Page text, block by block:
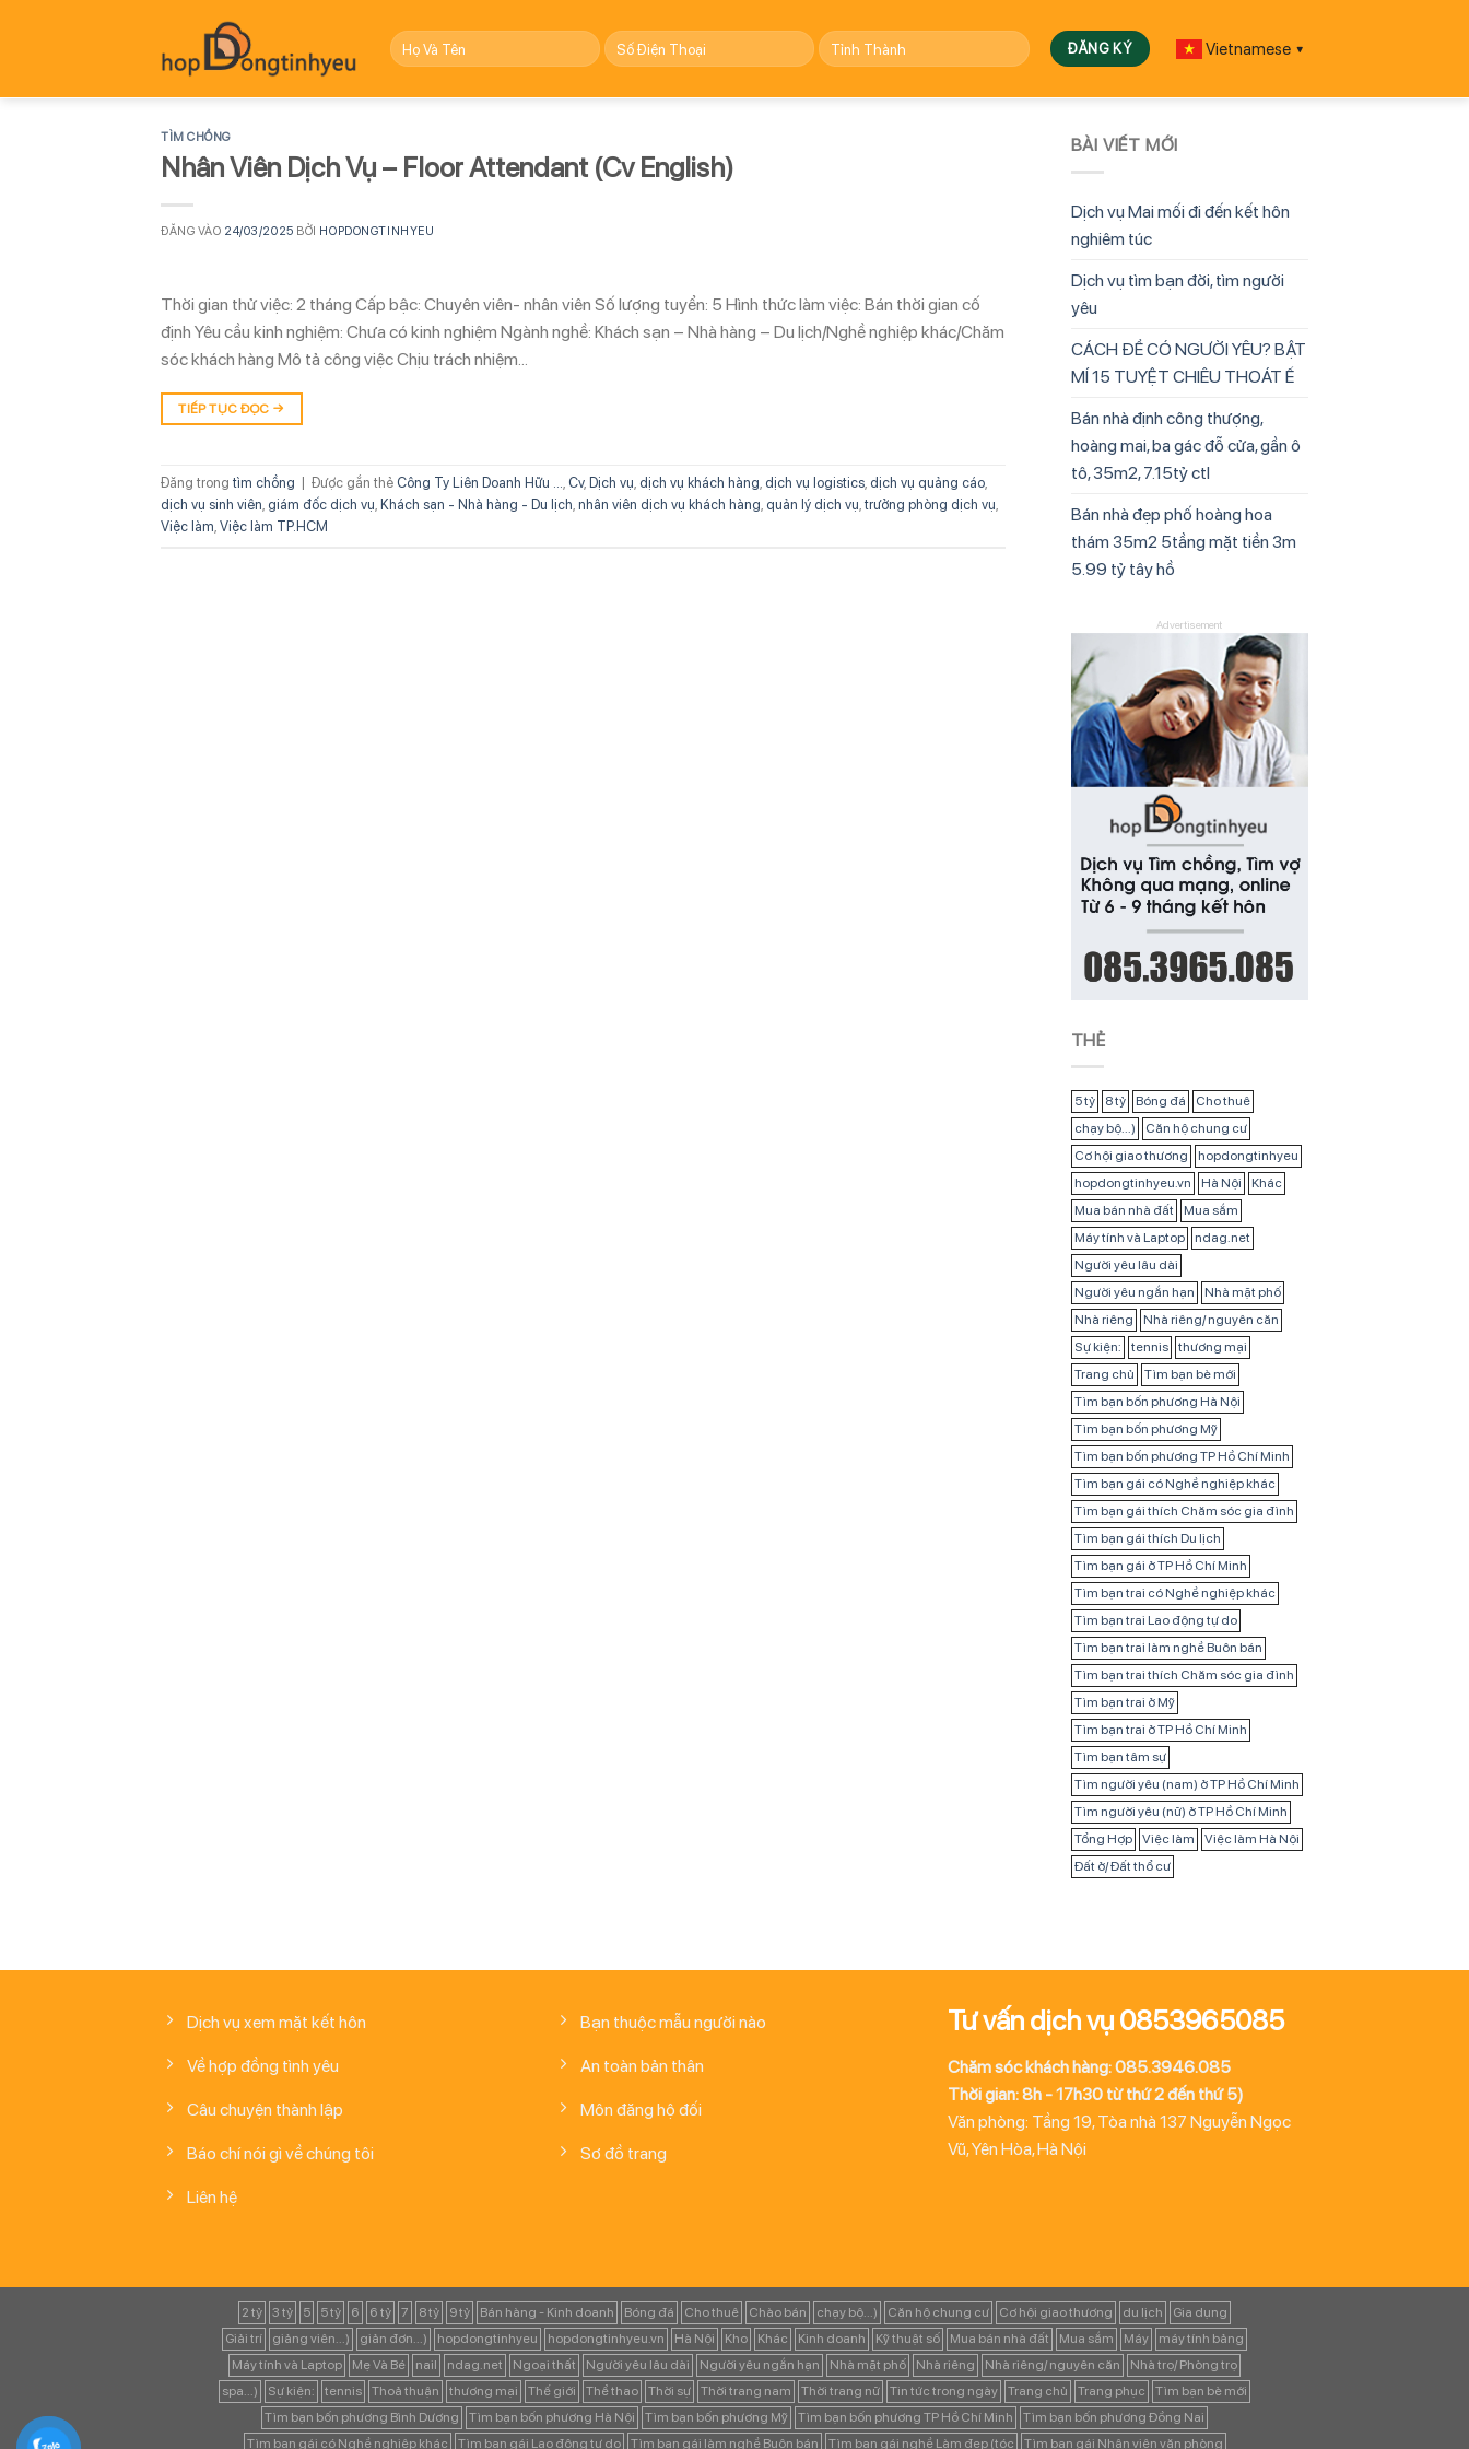
dung
Vietnamese ▼
TÌM CHỒNG
Nhân Viên Dịch Vụ – Floor Attendant (Cv English)
ĐĂNG VÀO 24/03/2025 BỞI HOPDONGTINHYEU
Thời gian thử việc: 2 tháng Cấp bậc: Chuyên viên- nhân viên Số lượng tuyển: 5 Hình thức làm việc: Bán thời gian cố
định Yêu cầu kinh nghiệm: Chưa có kinh nghiệm Ngành nghề: Khách sạn – Nhà hàng – Du lịch/Nghề nghiệp khác/Chăm
sóc khách hàng Mô tả công việc Chịu trách nhiệm…
TIẾP TỤC ĐỌC →
Đăng trong tìm chồng Được gắn thẻ Công Ty Liên Doanh Hữu ... Cv, Dịch vụ dịch vụ khách hàng dịch vụ logistics dịch vụ quảng cáo
dịch vụ sinh viên giám đốc dịch vụ Khách sạn - Nhà hàng - Du lịch nhân viên dịch vụ khách hàng quản lý dịch vụ trưởng phòng dịch vụ
Việc làm Việc làm TP.HCM
BÀI VIẾT MỚI
Dịch vụ Mai mối đi đến kết hôn
nghiêm túc
Dịch vụ tìm bạn đời, tìm người
yêu
CÁCH ĐỂ CÓ NGƯỜI YÊU? BẬT
MÍ 15 TUYỆT CHIÊU THOÁT Ế
Bán nhà định công thượng,
hoàng mai, ba gác đỗ cửa, gần ô
tô, 35m2, 7.15tỷ ctl
Bán nhà đẹp phố hoàng hoa
thám 35m2 5tầng mặt tiền 3m
5.99 tỷ tây hồ
Advertisement
THẺ
5 tỷ 8 tỷ Bóng đá
Cho thuê
chạy bộ...)
Căn hộ chung cư
Cơ hội giao thương
hopdongtinhyeu
hopdongtinhyeu.vn
Hà Nội
Khác
Mua bán nhà đất
Mua sắm
Máy tính và Laptop
ndag.net
Người yêu lâu dài
Người yêu ngắn hạn
Nhà mặt phố
Nhà riêng
Nhà riêng/ nguyên căn
Sự kiện:
tennis
thương mại
Trang chủ
Tìm bạn bè mới
Tìm bạn bốn phương Hà Nội
Tìm bạn bốn phương Mỹ
Tìm bạn bốn phương TP Hồ Chí Minh
Tìm bạn gái có Nghề nghiệp khác
Tìm bạn gái thích Chăm sóc gia đình
Tìm bạn gái thích Du lịch
Tìm bạn gái ở TP Hồ Chí Minh
Tìm bạn trai có Nghề nghiệp khác
Tìm bạn trai Lao động tự do
Tìm bạn trai làm nghề Buôn bán
Tìm bạn trai thích Chăm sóc gia đình
Tìm bạn trai ở Mỹ
Tìm bạn trai ở TP Hồ Chí Minh
Tìm bạn tâm sự
Tìm người yêu (nam) ở TP Hồ Chí Minh
Tìm người yêu (nữ) ở TP Hồ Chí Minh
Tổng Hợp
Việc làm
Việc làm Hà Nội
Đất ở/ Đất thổ cư
Dịch vụ xem mặt kết hôn
Về hợp đồng tình yêu
Câu chuyện thành lập
Báo chí nói gì về chúng tôi
Liên hệ
Bạn thuộc mẫu người nào
An toàn bản thân
Môn đăng hộ đối
Sơ đồ trang
Tư vấn dịch vụ 0853965085
Chăm sóc khách hàng: 085.3946.085
Thời gian: 8h - 17h30 từ thứ 2 đến thứ 5)
Văn phòng: Tầng 19, Tòa nhà 137 Nguyễn Ngọc
Vũ, Yên Hòa, Hà Nội
2 tỷ 3 tỷ 5 5 tỷ 6 6 tỷ 7 8 tỷ 9 tỷ Bán hàng - Kinh doanh Bóng đá Cho thuê Chào bán chạy bộ...) Căn hộ chung cư Cơ hội giao thương du lịch
Gia dụng
Giải trí
giảng viên...) giản đơn...) hopdongtinhyeu hopdongtinhyeu.vn Hà Nội Kho Khác Kinh doanh Kỹ thuật số Mua bán nhà đất Mua sắm Máy
máy tính bảng
Máy tính và Laptop
Mẹ Và Bé nail ndag.net Ngoại thất Người yêu lâu dài Người yêu ngắn hạn Nhà mặt phố Nhà riêng Nhà riêng/ nguyên căn
Nhà trọ/ Phòng trọ
spa...)
Sự kiện: tennis Thoả thuận thương mại Thế giới Thể thao Thời sự Thời trang nam Thời trang nữ Tin tức trong ngày Trang chủ Trang phục
Tìm bạn bè mới
Tìm bạn bốn phương Bình Dương
Tìm bạn bốn phương Hà Nội Tìm bạn bốn phương Mỹ Tìm bạn bốn phương TP Hồ Chí Minh
Tìm bạn bốn phương Đồng Nai
Tìm bạn gái có Nghề nghiệp khác
Tìm bạn gái Lao động tự do Tìm bạn gái làm nghề Buôn bán Tìm bạn gái nghề Làm đẹp (tóc Tìm bạn gái Nhân viên văn phòng